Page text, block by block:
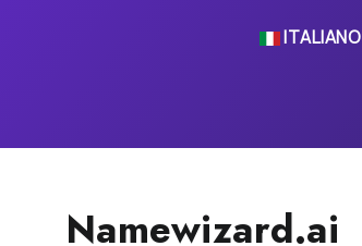
ITALIANO
Namewizard.ai